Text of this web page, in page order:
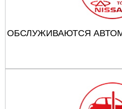
ОБСЛУЖИВАЮТСЯ